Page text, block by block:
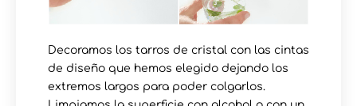
Decoramos los tarros de cristal con las cintas
de diseño que hemos elegido dejando los
extremos largos para poder colgarlos.